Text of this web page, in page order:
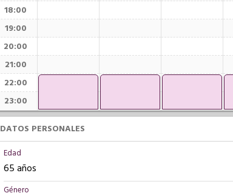
18:00
19:00
20:00
21:00
22:00
23:00
DATOS PERSONALES
Edad
65 años
Género